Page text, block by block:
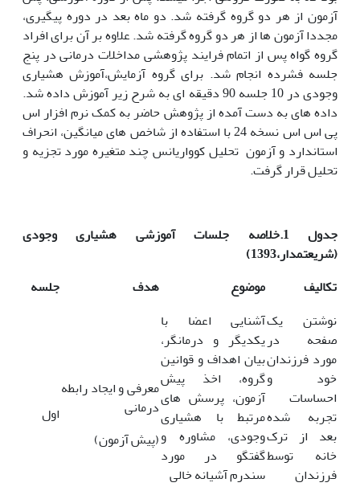
آزمون از هر دو گروه گرفته شد. دو ماه بعد در دوره پیگیری،
مجددا آزمون ها از هر دو گروه گرفته شد. علاوه بر آن برای افراد
گروه گواه پس از اتمام فرایند پژوهشی مداخلات درمانی در پنج
جلسه فشرده انجام شد. برای گروه آزمایش،آموزش هشیاری
وجودی در 10 جلسه 90 دقیقه ای به شرح زیر آموزش داده شد.
داده های به دست آمده از پژوهش حاضر به کمک نرم افزار اس
پی اس اس نسخه 24 با استفاده از شاخص های میانگین، انحراف
استاندارد و آزمون تحلیل کوواریانس چند متغیره مورد تجزیه و
تحلیل قرار گرفت.
جدول 1.خلاصه جلسات آموزشی هشیاری وجودی
(شریعتمدار،1393)
تکالیف
موضوع هدف
جلسه
نوشتن یک
صفحه در
مورد فرزندان
خود و
احساسات
تجربه شده
بعد از ترک
خانه توسط
فرزندان
آشنایی اعضا با
یکدیگر و درمانگر،
بیان اهداف و قوانین
گروه، اخذ پیش
آزمون، پرسش های
مرتبط با هشیاری
وجودی، مشاوره و
گفتگو در مورد
سندرم آشیانه خالی
معرفی و ایجاد رابطه
درمانی
(پیش آزمون)
اول